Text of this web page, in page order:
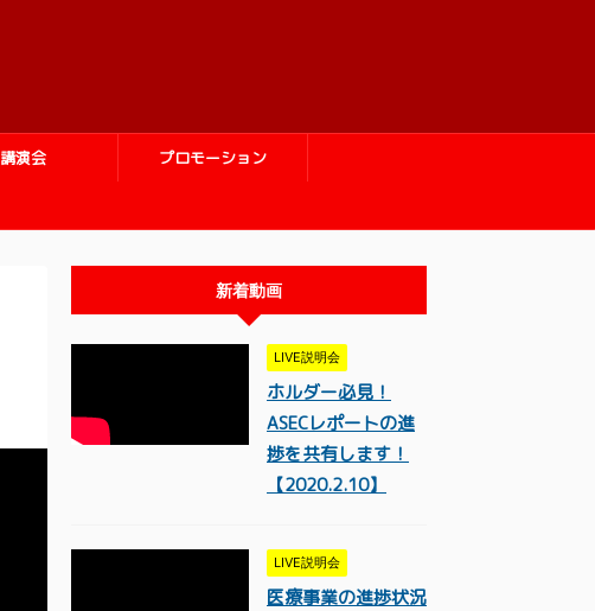
講演会 プロモーション
新着動画
LIVE説明会
ホルダー必見！
ASECレポートの進
捗を共有します！
【2020.2.10】
LIVE説明会
医療事業の進捗状況